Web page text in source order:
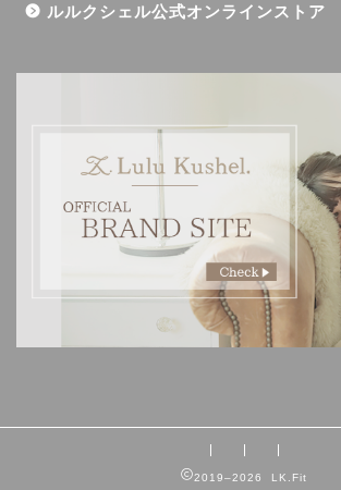
ルルクシェル公式オンラインストア
2019–2026 LK.Fit
ダ
バストアップ
ナイトブラの